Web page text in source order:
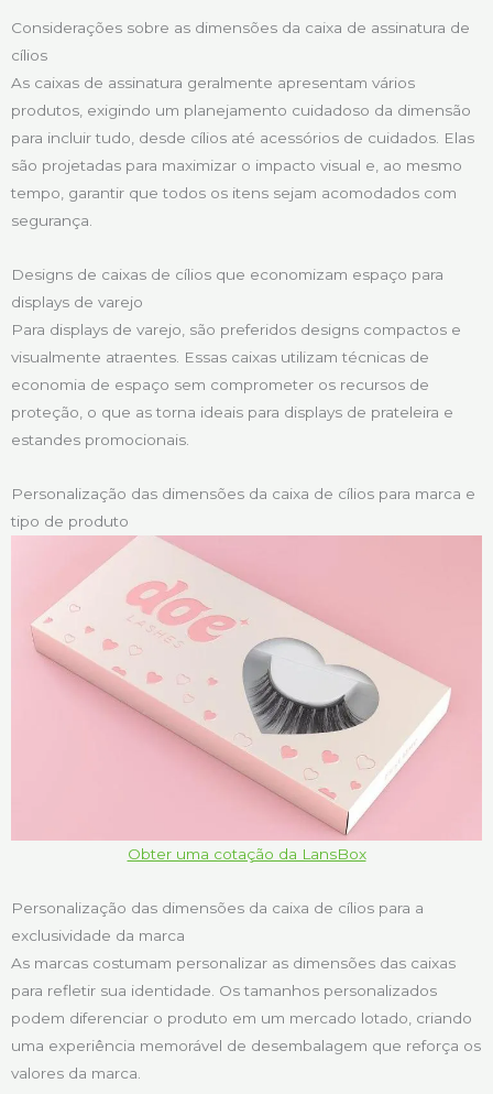
Considerações sobre as dimensões da caixa de assinatura de
cílios
As caixas de assinatura geralmente apresentam vários
produtos, exigindo um planejamento cuidadoso da dimensão
para incluir tudo, desde cílios até acessórios de cuidados. Elas
são projetadas para maximizar o impacto visual e, ao mesmo
tempo, garantir que todos os itens sejam acomodados com
segurança.
Designs de caixas de cílios que economizam espaço para
displays de varejo
Para displays de varejo, são preferidos designs compactos e
visualmente atraentes. Essas caixas utilizam técnicas de
economia de espaço sem comprometer os recursos de
proteção, o que as torna ideais para displays de prateleira e
estandes promocionais.
Personalização das dimensões da caixa de cílios para marca e
tipo de produto
Obter uma cotação da LansBox
Personalização das dimensões da caixa de cílios para a
exclusividade da marca
As marcas costumam personalizar as dimensões das caixas
para refletir sua identidade. Os tamanhos personalizados
podem diferenciar o produto em um mercado lotado, criando
uma experiência memorável de desembalagem que reforça os
valores da marca.